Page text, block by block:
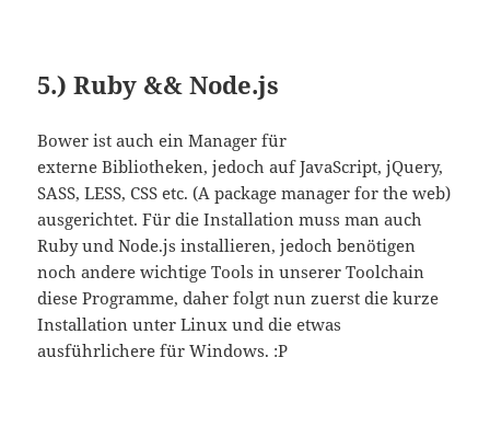
5.) Ruby && Node.js
Bower ist auch ein Manager für
externe Bibliotheken, jedoch auf JavaScript, jQuery,
SASS, LESS, CSS etc. (A package manager for the web)
ausgerichtet. Für die Installation muss man auch
Ruby und Node.js installieren, jedoch benötigen
noch andere wichtige Tools in unserer Toolchain
diese Programme, daher folgt nun zuerst die kurze
Installation unter Linux und die etwas
ausführlichere für Windows. :P